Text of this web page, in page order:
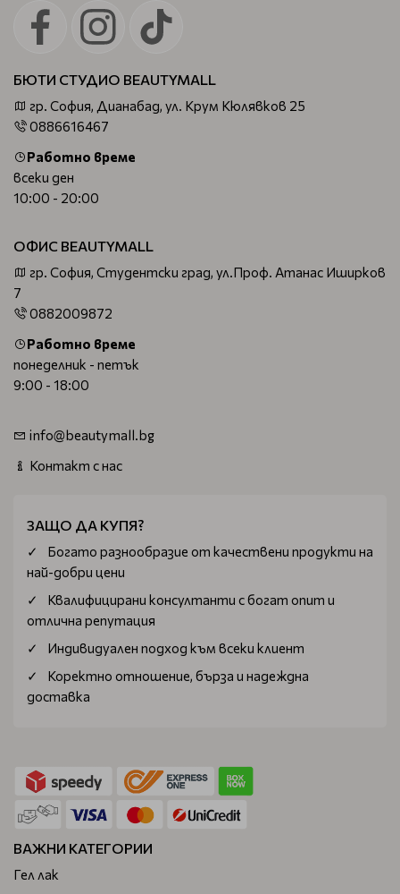
БЮТИ СТУДИО BEAUTYMALL
гр. София, Дианабад, ул. Крум Кюлявков 25
0886616467
Работно време
всеки ден
10:00 - 20:00
ОФИС BEAUTYMALL
гр. София, Студентски град, ул.Проф. Атанас Иширков
7
0882009872
Работно време
понеделник - петък
9:00 - 18:00
info@beautymall.bg
Контакт с нас
ЗАЩО ДА КУПЯ?
Богатo разнообразие от качествени продукти на
най-добри цени
Квалифицирани консултанти с богат опит и
отлична репутация
Индивидуален подход към всеки клиент
Коректно отношение, бърза и надеждна
доставка
ВАЖНИ КАТЕГОРИИ
Гел лак